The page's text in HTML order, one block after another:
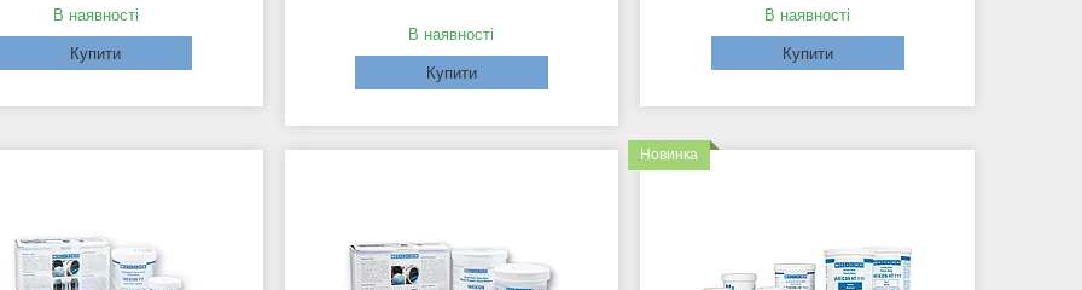
В наявності
Купити
В наявності
Купити
В наявності
Купити
Новинка